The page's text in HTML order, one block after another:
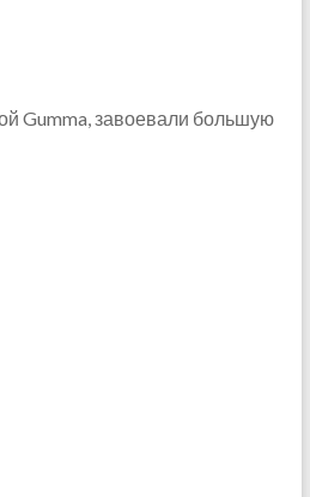
Gumma, завоевали большую